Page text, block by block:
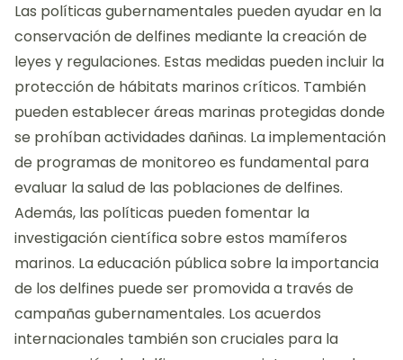
Las políticas gubernamentales pueden ayudar en la
conservación de delfines mediante la creación de
leyes y regulaciones. Estas medidas pueden incluir la
protección de hábitats marinos críticos. También
pueden establecer áreas marinas protegidas donde
se prohíban actividades dañinas. La implementación
de programas de monitoreo es fundamental para
evaluar la salud de las poblaciones de delfines.
Además, las políticas pueden fomentar la
investigación científica sobre estos mamíferos
marinos. La educación pública sobre la importancia
de los delfines puede ser promovida a través de
campañas gubernamentales. Los acuerdos
internacionales también son cruciales para la